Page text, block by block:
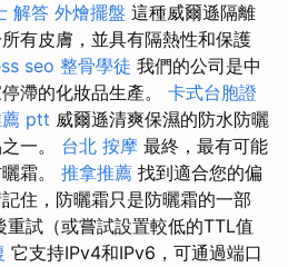
解答 外燴擺盤 這種威爾遜隔離
有皮膚，並具有隔熱性和保護
seo 整骨學徒 我們的公司是中
滯的化妝品生產。 卡式台胞證
ptt 威爾遜清爽保濕的防水防曬
一。 台北 按摩 最終，最有可能
霜。 推拿推薦 找到適合您的偏
住，防曬霜只是防曬霜的一部
試（或嘗試設置較低的TTL值
它支持IPv4和IPv6，可通過端口